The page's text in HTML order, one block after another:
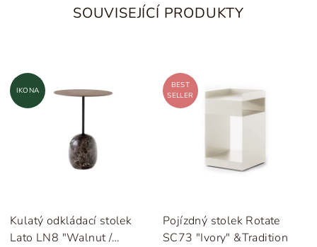
SOUVISEJÍCÍ PRODUKTY
IKONA
Kulatý odkládací stolek
Lato LN8 "Walnut /
BEST
SELLER
Pojízdný stolek Rotate
SC73 "Ivory" &Tradition